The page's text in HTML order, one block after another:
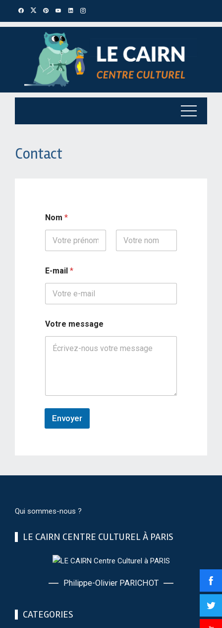
Contact
Nom *
E-mail *
Votre message
Envoyer
Qui sommes-nous ?
LE CAIRN CENTRE CULTUREL À PARIS
Philippe-Olivier PARICHOT
CATEGORIES